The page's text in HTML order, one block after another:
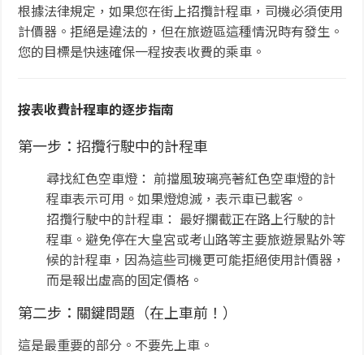
根據法律規定，如果您在街上招攬計程車，司機必須使用
計價器。拒絕是違法的，但在旅遊區這種情況時有發生。
您的目標是快速確保一程按表收費的乘車。
按表收費計程車的逐步指南
第一步：招攬行駛中的計程車
尋找紅色空車燈： 前擋風玻璃亮著紅色空車燈的計
程車表示可用。如果燈熄滅，表示車已載客。
招攬行駛中的計程車： 最好攔截正在路上行駛的計
程車。避免停在大皇宮或考山路等主要旅遊景點外等
候的計程車，因為這些司機更可能拒絕使用計價器，
而是報出虛高的固定價格。
第二步：關鍵問題（在上車前！）
這是最重要的部分。不要先上車。